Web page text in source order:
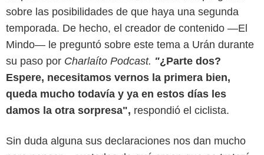
sobre las posibilidades de que haya una segunda
temporada. De hecho, el creador de contenido —El
Mindo— le preguntó sobre este tema a Urán durante
su paso por Charlaíto Podcast. "¿Parte dos?
Espere, necesitamos vernos la primera bien,
queda mucho todavía y ya en estos días les
damos la otra sorpresa", respondió el ciclista.
Sin duda alguna sus declaraciones nos dan mucho
Canal RCN